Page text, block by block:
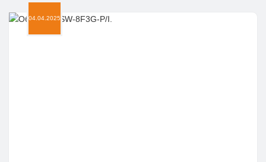
04.04.2025